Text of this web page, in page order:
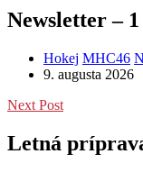
Newsletter – 1
Hokej MHC46
9. augusta 2026
Next Post
Letná